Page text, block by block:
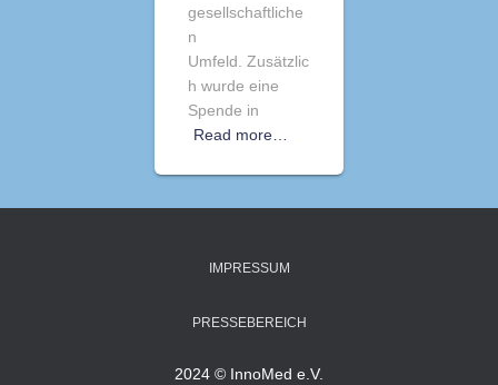
gesellschaftliche
n
Umfeld. Zusätzlic
h wurde eine
Spende in
Read more…
IMPRESSUM
PRESSEBEREICH
2024 © InnoMed e.V.